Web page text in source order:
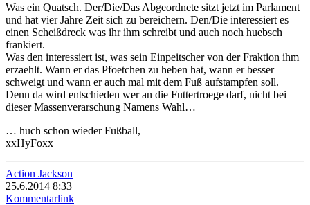
Was ein Quatsch. Der/Die/Das Abgeordnete sitzt jetzt im Parlament
und hat vier Jahre Zeit sich zu bereichern. Den/Die interessiert es
einen Scheißdreck was ihr ihm schreibt und auch noch huebsch
frankiert.
Was den interessiert ist, was sein Einpeitscher von der Fraktion ihm
erzaehlt. Wann er das Pfoetchen zu heben hat, wann er besser
schweigt und wann er auch mal mit dem Fuß aufstampfen soll.
Denn da wird entschieden wer an die Futtertroege darf, nicht bei
dieser Massenverarschung Namens Wahl…
… huch schon wieder Fußball,
xxHyFoxx
Action Jackson
25.6.2014 8:33
Kommentarlink